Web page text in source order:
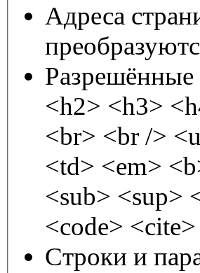
Адреса
<h2> <h3>
<br> <br />
<td> <em> <b> <u> <i> <strong> <font> <del> <ins>
<sub> <sup>
<code>
Строки и